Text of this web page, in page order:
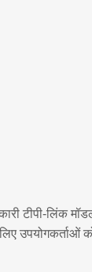
टीपी-लिंक
उपयोगकर्ताओं